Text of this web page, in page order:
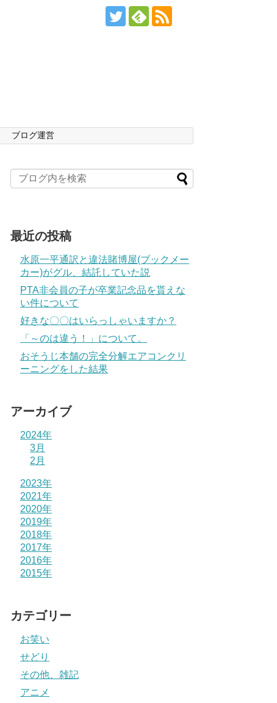
ブログ運営
最近の投稿
水原一平通訳と違法賭博屋(ブックメー
カー)がグル、結託していた説
PTA非会員の子が卒業記念品を貰えな
い件について
好きな〇〇はいらっしゃいますか？
「～のは違う！」について。
おそうじ本舗の完全分解エアコンクリ
ーニングをした結果
アーカイブ
2024年
3月
2月
2023年
2021年
2020年
2019年
2018年
2017年
2016年
2015年
カテゴリー
お笑い
せどり
その他、雑記
アニメ